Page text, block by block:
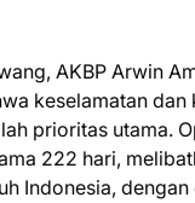
AKBP Arwin
keselamatan dan
prioritas utama.
222 hari,
Indonesia,